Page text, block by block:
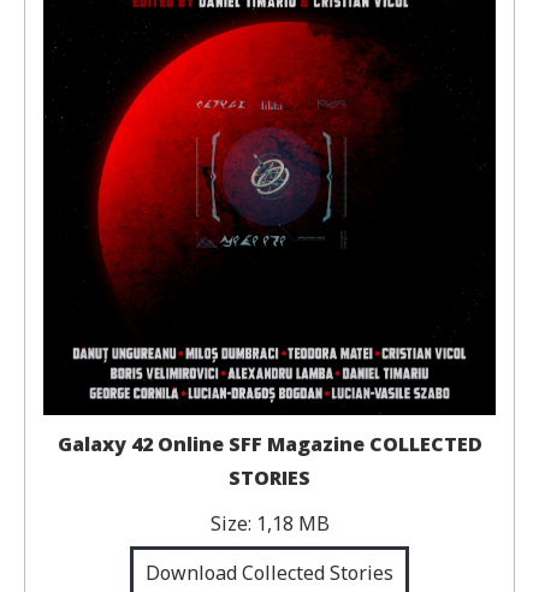
Galaxy 42 Online SFF Magazine COLLECTED
STORIES
Size: 1,18 MB
Download Collected Stories